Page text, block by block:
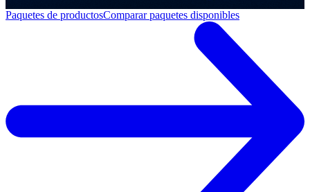
Paquetes de productosComparar paquetes disponibles